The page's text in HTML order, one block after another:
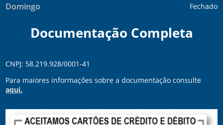
Domingo Fechado
Documentação Completa
CNPJ: 58.219.928/0001-41
Para maiores informações sobre a documentação consulte
aqui.